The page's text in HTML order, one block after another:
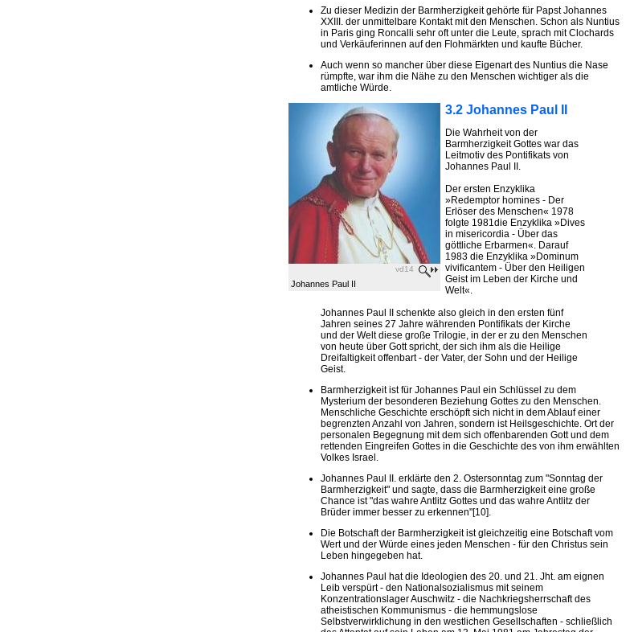
Zu dieser Medizin der Barmherzigkeit gehörte für Papst Johannes
XXIII. der unmittelbare Kontakt mit den Menschen. Schon als Nuntius
in Paris ging Roncalli sehr oft unter die Leute, sprach mit Clochards
und Verkäuferinnen auf den Flohmärkten und kaufte Bücher.
Auch wenn so mancher über diese Eigenart des Nuntius die Nase
rümpfte, war ihm die Nähe zu den Menschen wichtiger als die
amtliche Würde.
vd14
Johannes Paul II
3.2 Johannes Paul II
Die Wahrheit von der
Barmherzigkeit Gottes war das
Leitmotiv des Pontifikats von
Johannes Paul II.
Der ersten Enzyklika
»Redemptor homines - Der
Erlöser des Menschen« 1978
folgte 1981die Enzyklika »Dives
in misericordia - Über das
göttliche Erbarmen«. Darauf
1983 die Enzyklika »Dominum
vivificantem - Über den Heiligen
Geist im Leben der Kirche und
Welt«.
Johannes Paul II schenkte also gleich in den ersten fünf
Jahren seines 27 Jahre währenden Pontifikats der Kirche
und der Welt diese große Trilogie, in der er zu den Menschen
von heute über Gott spricht, der sich ihm als die Heilige
Dreifaltigkeit offenbart - der Vater, der Sohn und der Heilige
Geist.
Barmherzigkeit ist für Johannes Paul ein Schlüssel zu dem
Mysterium der besonderen Beziehung Gottes zu den Menschen.
Menschliche Geschichte erschöpft sich nicht in dem Ablauf einer
begrenzten Anzahl von Jahren, sondern ist Heilsgeschichte. Ort der
personalen Begegnung mit dem sich offenbarenden Gott und dem
rettenden Eingreifen Gottes in die Geschichte des von ihm erwählten
Volkes Israel.
Johannes Paul II. erklärte den 2. Ostersonntag zum "Sonntag der
Barmherzigkeit" und sagte, dass die Barmherzigkeit eine große
Chance ist "das wahre Antlitz Gottes und das wahre Antlitz der
Brüder immer besser zu erkennen"[10].
Die Botschaft der Barmherzigkeit ist gleichzeitig eine Botschaft vom
Wert und der Würde eines jeden Menschen - für den Christus sein
Leben hingegeben hat.
Johannes Paul hat die Ideologien des 20. und 21. Jht. am eignen
Leib verspürt - den Nationalsozialismus mit seinem
Konzentrationslager Auschwitz - die Nachkriegsherrschaft des
atheistischen Kommunismus - die hemmungslose
Selbstverwirklichung in den westlichen Gesellschaften - schließlich